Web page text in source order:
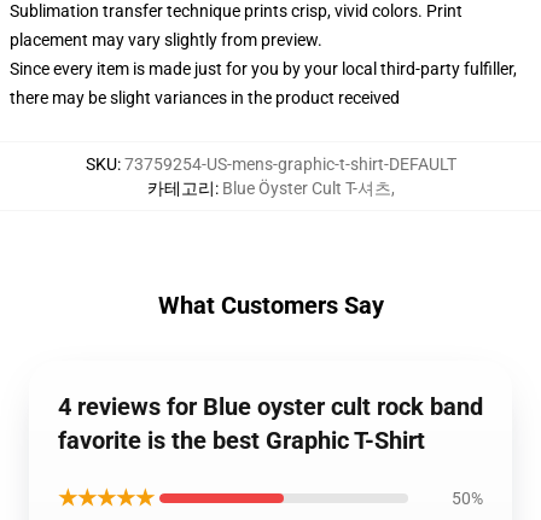
Sublimation transfer technique prints crisp, vivid colors. Print
placement may vary slightly from preview.
Since every item is made just for you by your local third-party fulfiller,
there may be slight variances in the product received
SKU:73759254-US-mens-graphic-t-shirt-DEFAULT
카테고리: Blue Öyster Cult T-셔츠,
What Customers Say
4 reviews for Blue oyster cult rock band
favorite is the best Graphic T-Shirt
★★★★★ 50%